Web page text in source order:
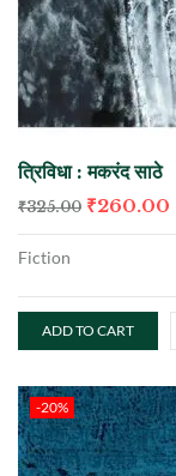
त्रिविधा : मकरंद साठे
₹325.00 ₹260.00
Fiction
ADD TO CART
-20%